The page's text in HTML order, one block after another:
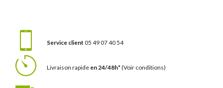
Service client 05 49 07 40 54
Livraison rapide en 24/48h*(Voir conditions)